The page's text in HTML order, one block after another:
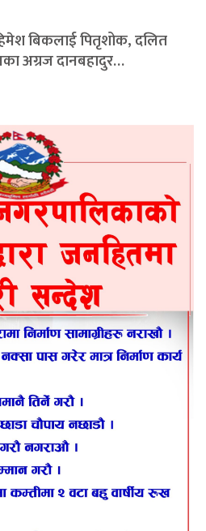
बिकलाई पितृशोक, दलित
अग्रज दानबहादुर…